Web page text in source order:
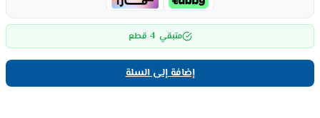
متبقي 4 قطع
إضافة إلى السلة